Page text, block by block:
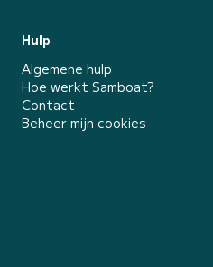
Hulp
Algemene hulp
Hoe werkt Samboat?
Contact
Beheer mijn cookies